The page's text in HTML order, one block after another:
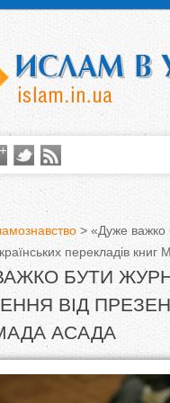
> «Дуже важко
перекладів
БУТИ
ВІД
АСАДА